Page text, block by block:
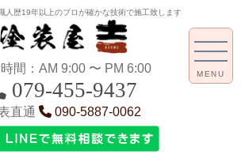
人歴19年以上のプロが確かな技術で施工致します
間：AM 9:00 〜 PM 6:00
079-455-9437
直通 090-5887-0062
MENU